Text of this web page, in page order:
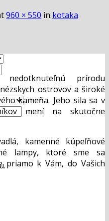
960 × 550 in kotaka
prírodu
ostrovov a široké
kameňa. Jeho sila sa v
mení na skutočne
kamenné kúpeľňové
lampy, ktoré sme sa
priamo k Vám, do Vašich